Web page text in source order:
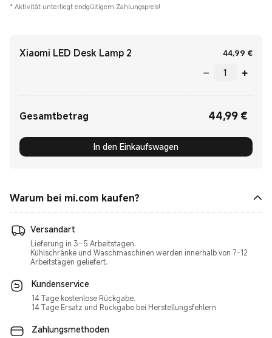
* Aktivität unterliegt endgültigem Zahlungspreis!
Xiaomi LED Desk Lamp 2 44,99 €
Gesamtbetrag 44,99 €
In den Einkaufswagen
Warum bei mi.com kaufen?
Versandart
Lieferung in 3–5 Arbeitstagen.
Kühlschränke und Waschmaschinen werden innerhalb von 7-12
Kundenservice
14 Tage kostenlose Rückgabe.
14 Tage Ersatz und Rückgabe bei Herstellungsfehlern
Zahlungsmethoden